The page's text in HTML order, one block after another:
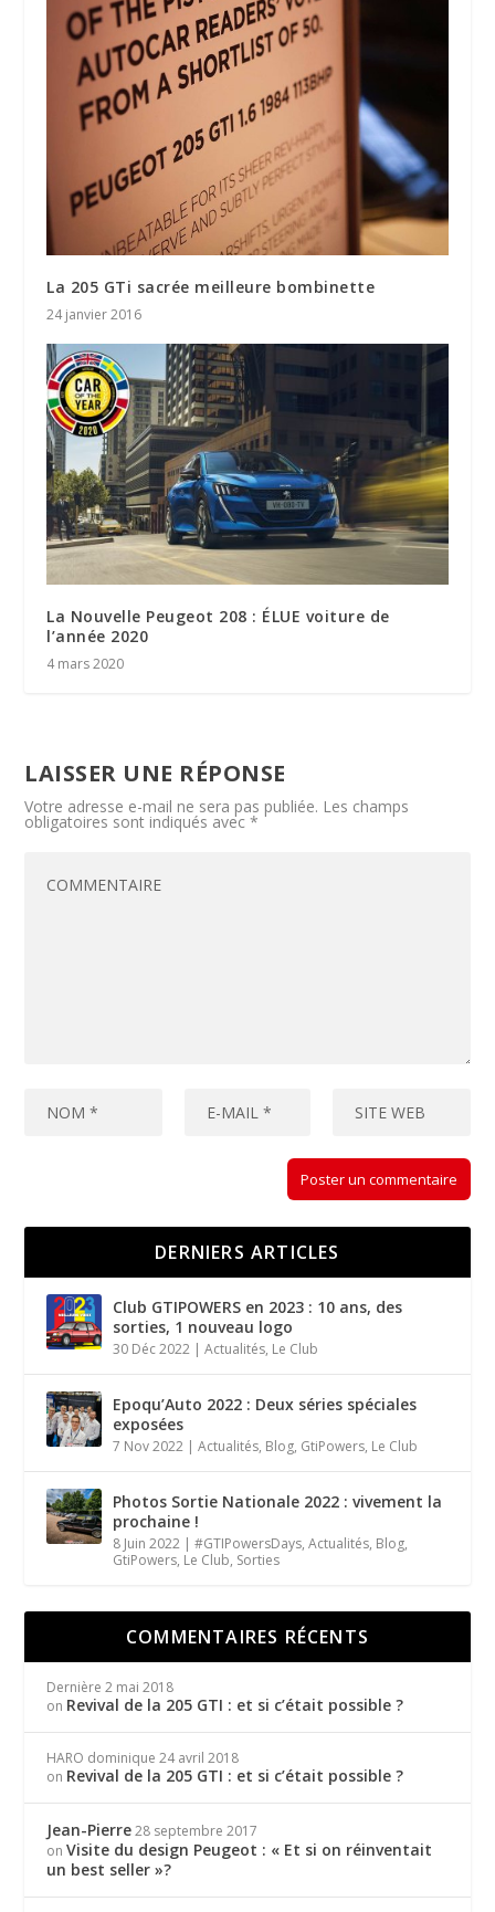
La 205 GTi sacrée meilleure bombinette
24 janvier 2016
La Nouvelle Peugeot 208 : ÉLUE voiture de
l’année 2020
4 mars 2020
LAISSER UNE RÉPONSE
Votre adresse e-mail ne sera pas publiée. Les champs
obligatoires sont indiqués avec*
DERNIERS ARTICLES
Club GTIPOWERS en 2023 : 10 ans, des
sorties, 1 nouveau logo
30 Déc 2022 |Actualités, Le Club
Epoqu’Auto 2022 : Deux séries spéciales
exposées
7 Nov 2022 |Actualités, Blog, GtiPowers, Le Club
Photos Sortie Nationale 2022 : vivement la
prochaine !
8 Juin 2022 |#GTIPowersDays,Actualités, Blog,
GtiPowers, Le Club, Sorties
COMMENTAIRES RÉCENTS
Dernière 2 mai 2018
on Revival de la 205 GTI : et si c’était possible ?
HARO dominique 24 avril 2018
on Revival de la 205 GTI : et si c’était possible ?
Jean-Pierre 28 septembre 2017
onVisite du design Peugeot : « Et si on réinventait
un best seller »?